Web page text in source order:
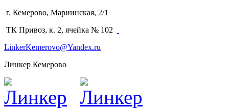
г. Кемерово, Мариинская, 2/1
ТК Привоз, к. 2, ячейка № 102
LinkerKemerovo@Yandex.ru
Линкер Кемерово